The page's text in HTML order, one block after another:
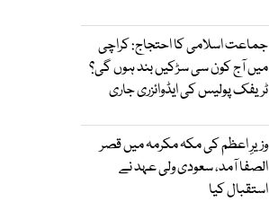
جماعت اسلامی کا احتجاج: کراچی
میں آج کون سی سڑکیں بند ہوں گی؟
ٹریفک پولیس کی ایڈوائزری جاری
وزیرِ اعظم کی مکہ مکرمہ میں قصر
الصفا آمد، سعودی ولی عہد نے
استقبال کیا